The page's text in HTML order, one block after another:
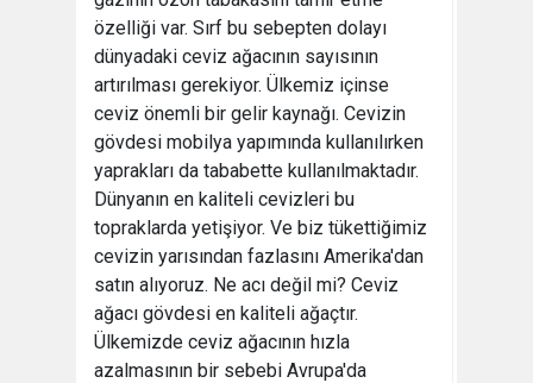
özelliği var. Sırf bu sebepten dolayı
dünyadaki ceviz ağacının sayısının
artırılması gerekiyor. Ülkemiz içinse
ceviz önemli bir gelir kaynağı. Cevizin
gövdesi mobilya yapımında kullanılırken
yaprakları da tababette kullanılmaktadır.
Dünyanın en kaliteli cevizleri bu
topraklarda yetişiyor. Ve biz tükettiğimiz
cevizin yarısından fazlasını Amerika'dan
satın alıyoruz. Ne acı değil mi? Ceviz
ağacı gövdesi en kaliteli ağaçtır.
Ülkemizde ceviz ağacının hızla
azalmasının bir sebebi Avrupa'da